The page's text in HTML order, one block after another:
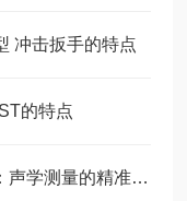
冲击扳手的特点
的特点
RION 理音 NOR1256 声学校准器：声学测量的精准守护者